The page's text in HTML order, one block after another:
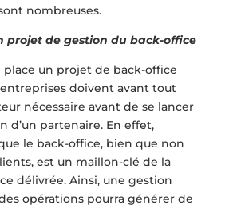
nombreuses.
projet de gestion du back-office
un projet de back-office
doivent avant tout
nécessaire avant de se lancer
d’un partenaire. En effet,
le back-office, bien que non
est un maillon-clé de la
délivrée. Ainsi, une gestion
opérations pourra générer de